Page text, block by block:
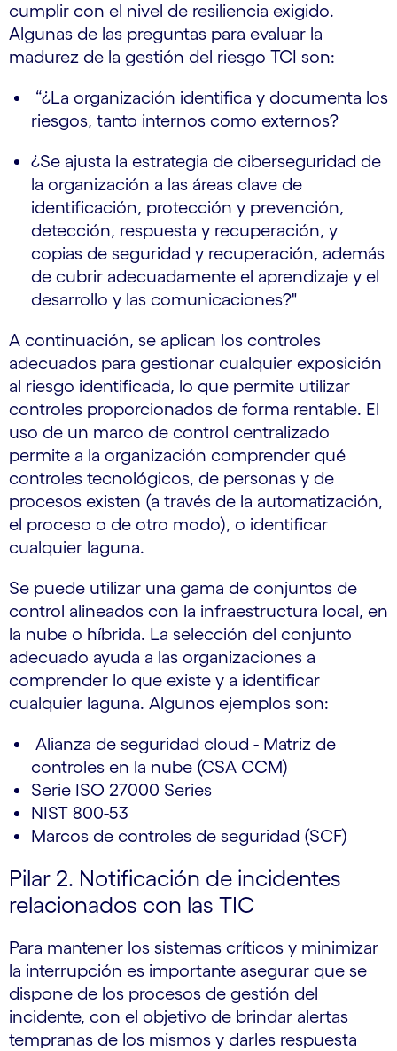
cumplir con el nivel de resiliencia exigido.
Algunas de las preguntas para evaluar la
madurez de la gestión del riesgo TCI son:
“¿La organización identifica y documenta los
riesgos, tanto internos como externos?
¿Se ajusta la estrategia de ciberseguridad de
la organización a las áreas clave de
identificación, protección y prevención,
detección, respuesta y recuperación, y
copias de seguridad y recuperación, además
de cubrir adecuadamente el aprendizaje y el
desarrollo y las comunicaciones?"
A continuación, se aplican los controles
adecuados para gestionar cualquier exposición
al riesgo identificada, lo que permite utilizar
controles proporcionados de forma rentable. El
uso de un marco de control centralizado
permite a la organización comprender qué
controles tecnológicos, de personas y de
procesos existen (a través de la automatización,
el proceso o de otro modo), o identificar
cualquier laguna.
Se puede utilizar una gama de conjuntos de
control alineados con la infraestructura local, en
la nube o híbrida. La selección del conjunto
adecuado ayuda a las organizaciones a
comprender lo que existe y a identificar
cualquier laguna. Algunos ejemplos son:
Alianza de seguridad cloud - Matriz de
controles en la nube (CSA CCM)
Serie ISO 27000 Series
NIST 800-53
Marcos de controles de seguridad (SCF)
Pilar 2. Notificación de incidentes
relacionados con las TIC
Para mantener los sistemas críticos y minimizar
la interrupción es importante asegurar que se
dispone de los procesos de gestión del
incidente, con el objetivo de brindar alertas
tempranas de los mismos y darles respuesta